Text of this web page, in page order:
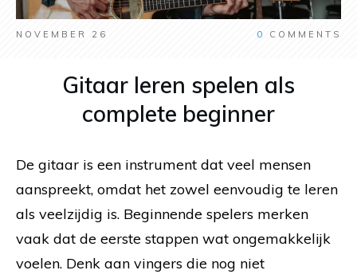
NOVEMBER 26 0 COMMENTS
Gitaar leren spelen als
complete beginner
De gitaar is een instrument dat veel mensen
aanspreekt, omdat het zowel eenvoudig te leren
als veelzijdig is. Beginnende spelers merken
vaak dat de eerste stappen wat ongemakkelijk
voelen. Denk aan vingers die nog niet